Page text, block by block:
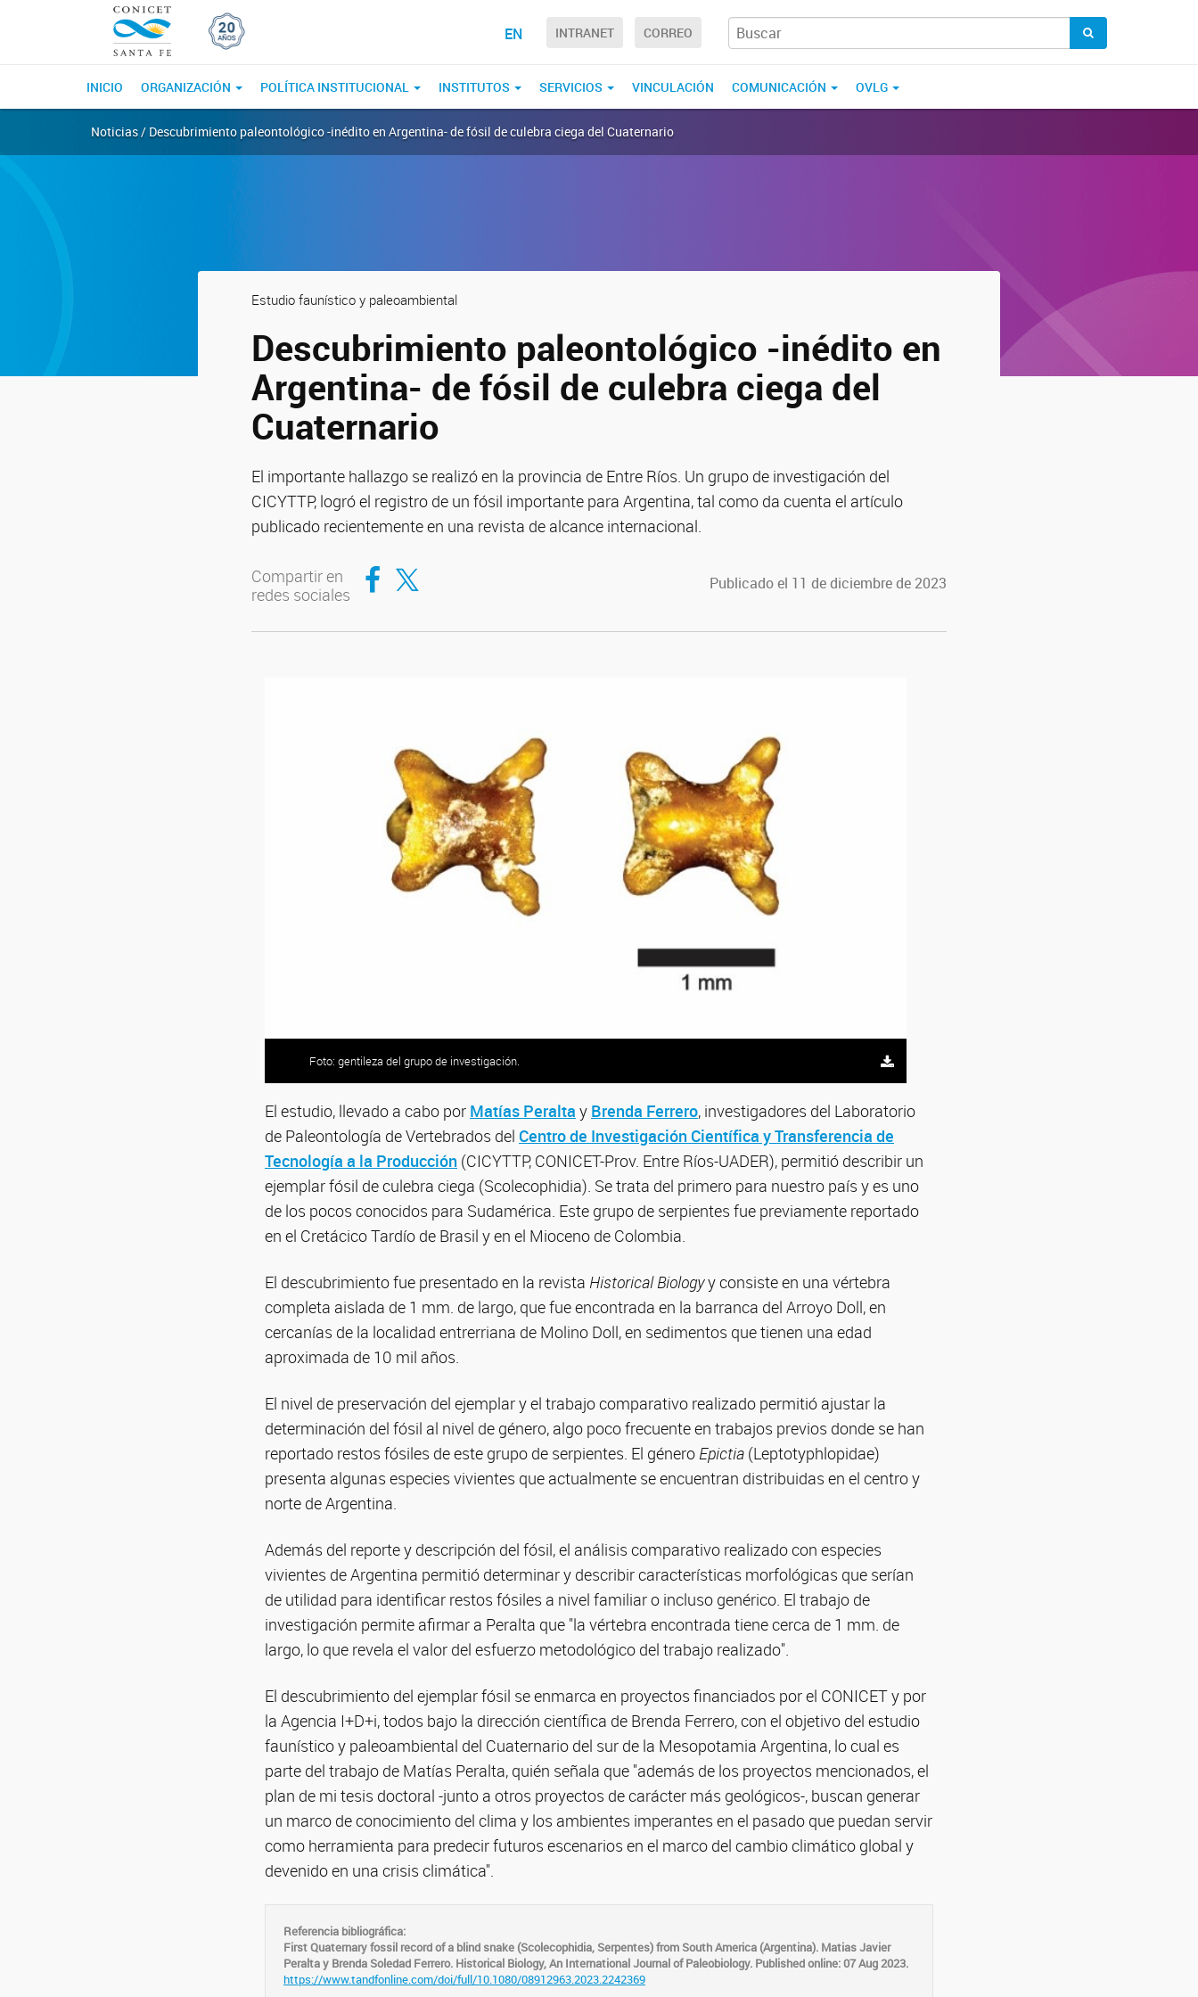
EN INTRANET CORREO
INICIO ORGANIZACIÓN POLÍTICA INSTITUCIONAL INSTITUTOS SERVICIOS VINCULACIÓN COMUNICACIÓN OVLG
Noticias / Descubrimiento paleontológico -inédito en Argentina- de fósil de culebra ciega del Cuaternario
Estudio faunístico y paleoambiental
Descubrimiento paleontológico -inédito en
Argentina- de fósil de culebra ciega del
Cuaternario
El importante hallazgo se realizó en la provincia de Entre Ríos. Un grupo de investigación del
CICYTTP, logró el registro de un fósil importante para Argentina, tal como da cuenta el artículo
publicado recientemente en una revista de alcance internacional.
Compartir en
redes sociales
Compartir en Facebook
Compartir en Twitter Publicado el 11 de diciembre de 2023
Foto: gentileza del grupo de investigación.
Foto: gentileza del grupo de investigación.
El estudio, llevado a cabo por Matías Peralta y Brenda Ferrero, investigadores del Laboratorio
de Paleontología de Vertebrados del Centro de Investigación Científica y Transferencia de
Tecnología a la Producción (CICYTTP, CONICET-Prov. Entre Ríos-UADER), permitió describir un
ejemplar fósil de culebra ciega (Scolecophidia). Se trata del primero para nuestro país y es uno
de los pocos conocidos para Sudamérica. Este grupo de serpientes fue previamente reportado
en el Cretácico Tardío de Brasil y en el Mioceno de Colombia.
El descubrimiento fue presentado en la revista Historical Biologyy consiste en una vértebra
completa aislada de 1 mm. de largo, que fue encontrada en la barranca del Arroyo Doll, en
cercanías de la localidad entrerriana de Molino Doll, en sedimentos que tienen una edad
aproximada de 10 mil años.
El nivel de preservación del ejemplar y el trabajo comparativo realizado permitió ajustar la
determinación del fósil al nivel de género, algo poco frecuente en trabajos previos donde se han
reportado restos fósiles de este grupo de serpientes. El género Epictia (Leptotyphlopidae)
presenta algunas especies vivientes que actualmente se encuentran distribuidas en el centro y
norte de Argentina.
Además del reporte y descripción del fósil, el análisis comparativo realizado con especies
vivientes de Argentina permitió determinar y describir características morfológicas que serían
de utilidad para identificar restos fósiles a nivel familiar o incluso genérico. El trabajo de
investigación permite afirmar a Peralta que "la vértebra encontrada tiene cerca de 1 mm. de
largo, lo que revela el valor del esfuerzo metodológico del trabajo realizado".
El descubrimiento del ejemplar fósil se enmarca en proyectos financiados por el CONICET y por
la Agencia I+D+i, todos bajo la dirección científica de Brenda Ferrero, con el objetivo del estudio
faunístico y paleoambiental del Cuaternario del sur de la Mesopotamia Argentina, lo cual es
parte del trabajo de Matías Peralta, quién señala que "además de los proyectos mencionados, el
plan de mi tesis doctoral -junto a otros proyectos de carácter más geológicos-, buscan generar
un marco de conocimiento del clima y los ambientes imperantes en el pasado que puedan servir
como herramienta para predecir futuros escenarios en el marco del cambio climático global y
devenido en una crisis climática".
Referencia bibliográfica:
First Quaternary fossil record of a blind snake (Scolecophidia, Serpentes) from South America (Argentina). Matias Javier
Peralta y Brenda Soledad Ferrero. Historical Biology, An International Journal of Paleobiology. Published online: 07 Aug 2023.
https://www.tandfonline.com/doi/full/10.1080/08912963.2023.2242369